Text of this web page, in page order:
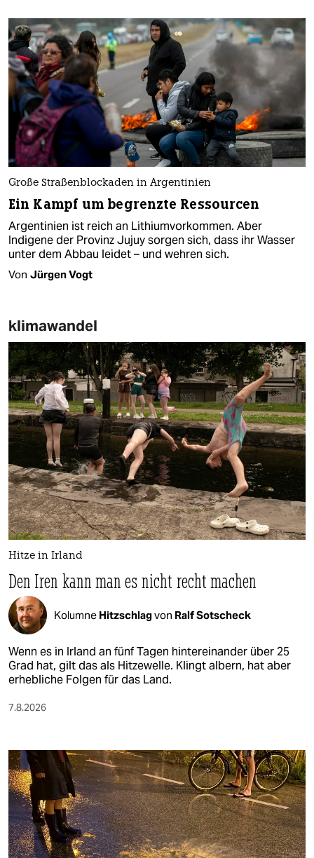
Große Straßenblockaden in Argentinien
Ein Kampf um begrenzte Ressourcen
Argentinien ist reich an Lithiumvorkommen. Aber
Indigene der Provinz Jujuy sorgen sich, dass ihr Wasser
unter dem Abbau leidet – und wehren sich.
Von Jürgen Vogt
klimawandel
Hitze in Irland
Den Iren kann man es nicht recht machen
Kolumne Hitzschlagvon Ralf Sotscheck
Wenn es in Irland an fünf Tagen hintereinander über 25
Grad hat, gilt das als Hitzewelle. Klingt albern, hat aber
erhebliche Folgen für das Land.
7.8.2026